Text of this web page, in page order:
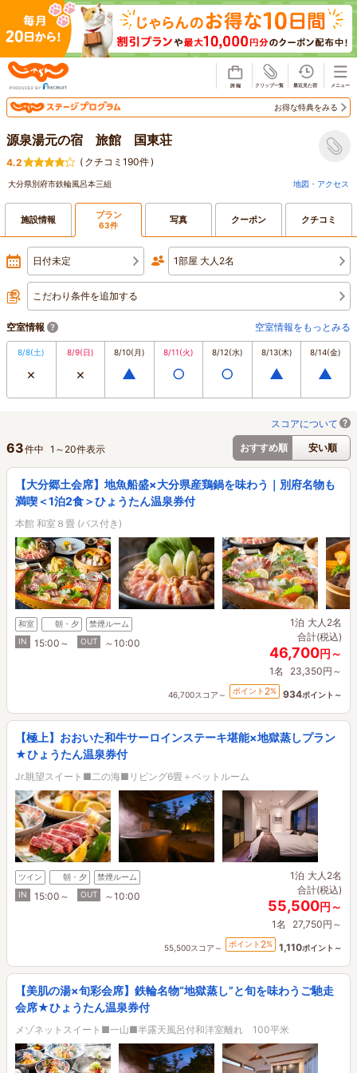
お得な特典をみる
源泉湯元の宿 旅館 国東荘
4.2 ( クチコミ190件)
大分県別府市鉄輪風呂本三組 地図・アクセス
施設情報 プラン
63件 写真 クーポン クチコミ
日付未定 1部屋 大人2名
こだわり条件を追加する
空室情報 空室情報をもっとみる
8/8(土)
×
8/9(日)
×
8/10(月)
▲
8/11(火)
○
8/12(水)
○
8/13(木)
▲
8/14(金)
▲
スコアについて
おすすめ順
安い順
63件中 1 ～ 20件表示
【大分郷土会席】地魚船盛×大分県産鶏鍋を味わう｜別府名物も
満喫＜1泊2食＞ひょうたん温泉券付
本館 和室８畳 (バス付き)
和室 朝・夕
禁煙ルーム
IN
15:00～ OUT ～10:00
1泊 大人2名
合計(税込)
46,700円～
1名 23,350円～
46,700スコア～ ポイント 2% 934ポイント～
【極上】おおいた和牛サーロインステーキ堪能×地獄蒸しプラン
★ひょうたん温泉券付
Jr.眺望スイート■二の海■リビング6畳＋ベットルーム
ツイン 朝・夕
禁煙ルーム
IN
15:00～ OUT ～10:00
1泊 大人2名
合計(税込)
55,500円～
1名 27,750円～
55,500スコア～ ポイント 2% 1,110ポイント～
【美肌の湯×旬彩会席】鉄輪名物“地獄蒸し”と旬を味わうご馳走
会席★ひょうたん温泉券付
メゾネットスイート■一山■半露天風呂付和洋室離れ 100平米